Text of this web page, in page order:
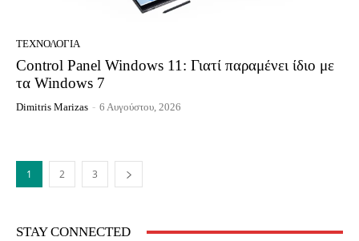
ΤΕΧΝΟΛΟΓΊΑ
Control Panel Windows 11: Γιατί παραμένει ίδιο με
τα Windows 7
Dimitris Marizas - 6 Αυγούστου, 2026
1 2 3
STAY CONNECTED